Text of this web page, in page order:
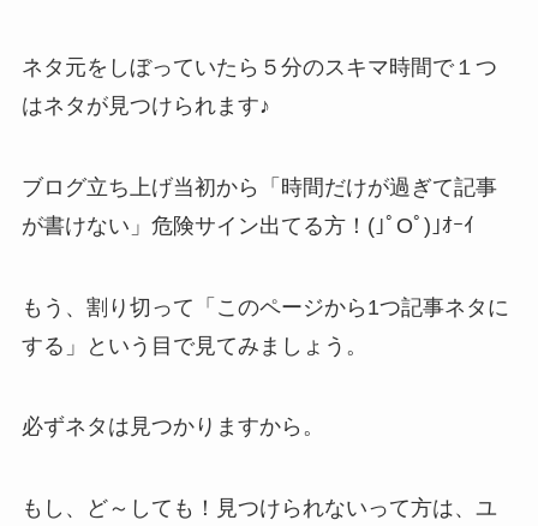
ネタ元をしぼっていたら５分のスキマ時間で１つ
はネタが見つけられます♪
ブログ立ち上げ当初から「時間だけが過ぎて記事
が書けない」危険サイン出てる方！(｣ﾟOﾟ)｣ｵｰｲ
もう、割り切って「このページから1つ記事ネタに
する」という目で見てみましょう。
必ずネタは見つかりますから。
もし、ど～しても！見つけられないって方は、ユ